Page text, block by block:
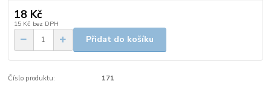
18 Kč
15 Kč bez DPH
Přidat do košíku
Číslo produktu: 171